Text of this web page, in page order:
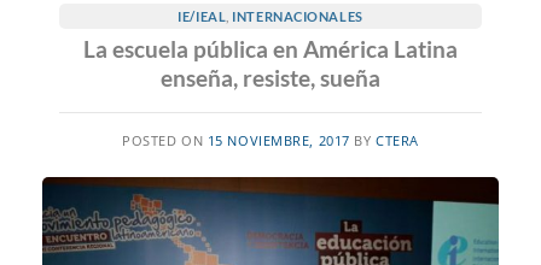
IE/IEAL INTERNACIONALES
La escuela pública en América Latina
enseña, resiste, sueña
POSTED ON 15 NOVIEMBRE, 2017 BYCTERA